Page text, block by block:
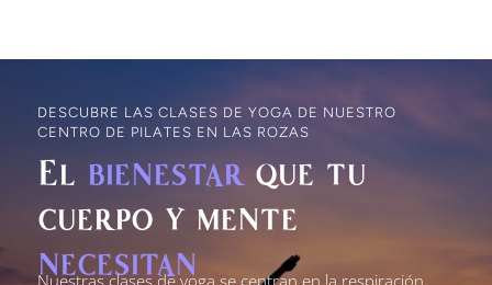
DESCUBRE LAS CLASES DE YOGA DE NUESTRO
CENTRO DE PILATES EN LAS ROZAS
El bienestar que tu
cuerpo y mente
necesitan